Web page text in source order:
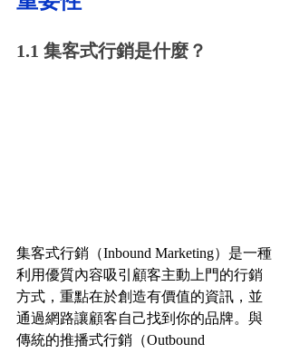
1.1 集客式行銷是什麼？
集客式行銷（Inbound Marketing）是一種
利用優質內容吸引顧客主動上門的行銷
方式，重點在於創造有價值的資訊，並
通過網路讓顧客自己找到你的品牌。與
傳統的推播式行銷（Outbound